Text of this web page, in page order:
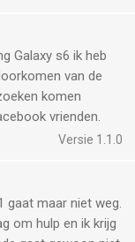
dat er niet
Galaxy s6 ik heb
van de
komen
vrienden.
Versie 1.1.0
gaat maar niet weg.
om hulp en ik krijg